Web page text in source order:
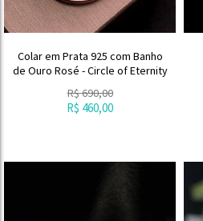
Colar em Prata 925 com Banho
de Ouro Rosé - Circle of Eternity
R$690,00
R$ 460,00